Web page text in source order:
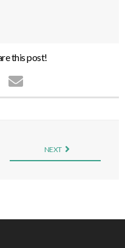
this post!
NEXT